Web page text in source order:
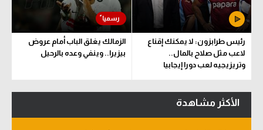
رئيس طرابزون: لا يمكنك إقناع
لاعب مثل صلاح بالمال..
وتريزيجيه لعب دورا إيجابيا
الزمالك يغلق الباب أمام عروض
بيزيرا.. وينفي وعده بالرحيل
الأكثر مشاهدة